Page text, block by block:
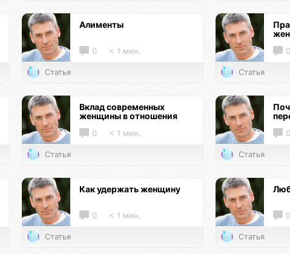
Алименты
0 < 1 мин.
Статья
0
Статья
Вклад современных
женщины в отношения
0 < 1 мин.
Статья
0
Статья
Как удержать женщину
0 < 1 мин.
Статья
0
Статья